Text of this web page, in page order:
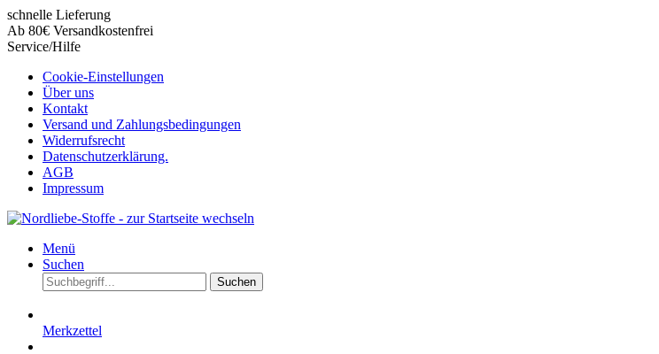
schnelle Lieferung
Ab 80€ Versandkostenfrei
Service/Hilfe
Cookie-Einstellungen
Über uns
Kontakt
Versand und Zahlungsbedingungen
Widerrufsrecht
Datenschutzerklärung.
AGB
Impressum
Menü
Suchen
Suchen
Merkzettel